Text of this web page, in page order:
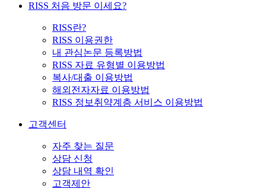
RISS 처음 방문 이세요?
RISS란?
RISS 이용권한
내 관심논문 등록방법
RISS 자료 유형별 이용방법
복사/대출 이용방법
해외전자자료 이용방법
RISS 정보취약계층 서비스 이용방법
고객센터
자주 찾는 질문
상담 신청
상담 내역 확인
고객제안